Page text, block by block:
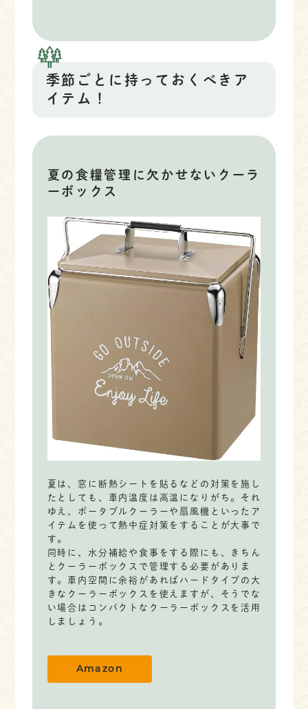
季節ごとに持っておくべきア
イテム！
夏の食糧管理に欠かせないクーラ
ーボックス
夏は、窓に断熱シートを貼るなどの対策を施し
たとしても、車内温度は高温になりがち。それ
ゆえ、ポータブルクーラーや扇風機といったア
イテムを使って熱中症対策をすることが大事で
す。
同時に、水分補給や食事をする際にも、きちん
とクーラーボックスで管理する必要がありま
す。車内空間に余裕があればハードタイプの大
きなクーラーボックスを使えますが、そうでな
い場合はコンパクトなクーラーボックスを活用
しましょう。
Amazon